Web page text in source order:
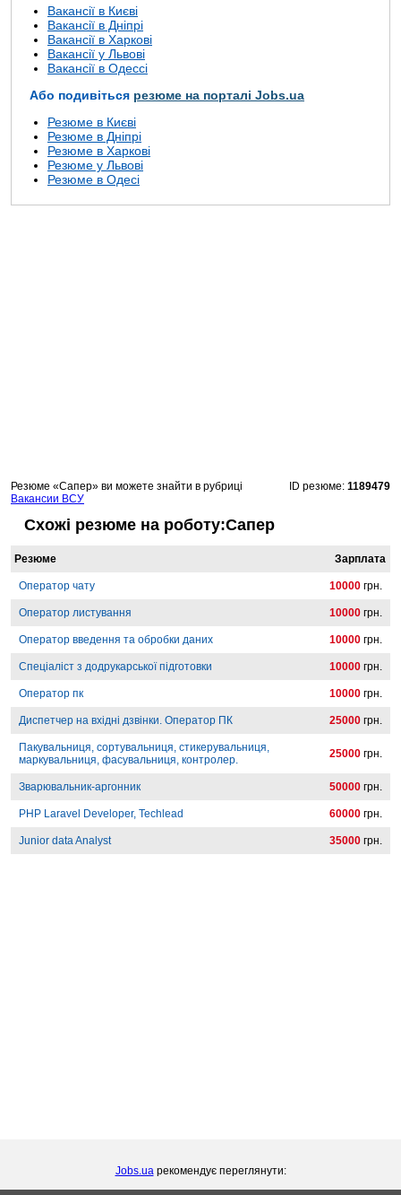
Вакансії в Києві
Вакансії в Дніпрі
Вакансії в Харкові
Вакансії у Львові
Вакансії в Одессі
Або подивіться резюме на порталі Jobs.ua
Резюме в Києві
Резюме в Дніпрі
Резюме в Харкові
Резюме у Львові
Резюме в Одесі
Резюме «Сапер» ви можете знайти в рубриці
Вакансии ВСУ
ID резюме: 1189479
Схожі резюме на роботу:Сапер
Резюме Зарплата
Оператор чату 10000 грн.
Оператор листування 10000 грн.
Оператор введення та обробки даних 10000 грн.
Спеціаліст з додрукарської підготовки 10000 грн.
Оператор пк 10000 грн.
Диспетчер на вхідні дзвінки. Оператор ПК 25000 грн.
Пакувальниця, сортувальниця, стикерувальниця,
маркувальниця, фасувальниця, контролер.
25000 грн.
Зварювальник-аргонник 50000 грн.
PHP Laravel Developer, Techlead 60000 грн.
Junior data Analyst 35000 грн.
Jobs.uaрекомендує переглянути: